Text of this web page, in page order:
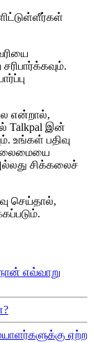
என்றால்,
Talkpal இன்
உங்கள் பதிவு
சிக்கலைச்
செய்தால்,
எவ்வாறு
ஏற்ற